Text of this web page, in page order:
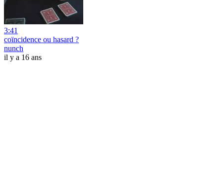
3:41
coïncidence ou hasard ?
nunch
il y a 16 ans